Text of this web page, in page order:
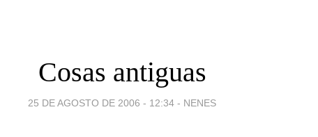
Cosas antiguas
25 DE AGOSTO DE 2006 - 12:34 - NENES